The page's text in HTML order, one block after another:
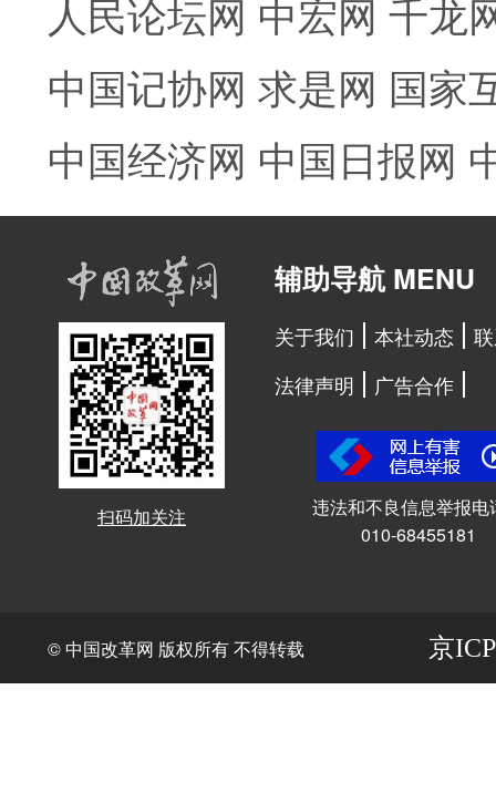
人民论坛网 中宏网 千龙
中国记协网 求是网 国家
中国经济网 中国日报网
扫码加关注
辅助导航 MENU
关于我们 本社动态
法律声明
广告合作
违法和不良信息举报电
010-68455181
© 中国改革网 版权所有 不得转载 京